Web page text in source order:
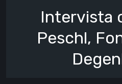
Intervista
Peschl,